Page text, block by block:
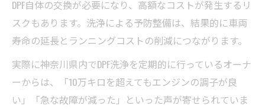
DPF自体の交換が必要になり、高額なコストが発生するリ
スクもあります。洗浄による予防整備は、結果的に車両
寿命の延長とランニングコストの削減につながります。
実際に神奈川県内でDPF洗浄を定期的に行っているオーナ
ーからは、「10万キロを超えてもエンジンの調子が良
い」「急な故障が減った」といった声が寄せられていま